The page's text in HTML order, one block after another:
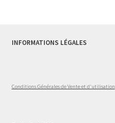
INFORMATIONS LÉGALES
Conditions Générales de Vente et d'utilisation